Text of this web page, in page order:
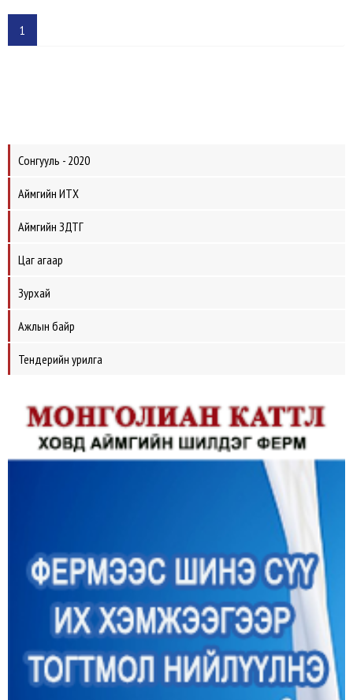
1
Сонгууль - 2020
Аймгийн ИТХ
Аймгийн ЗДТГ
Цаг агаар
Зурхай
Ажлын байр
Тендерийн урилга